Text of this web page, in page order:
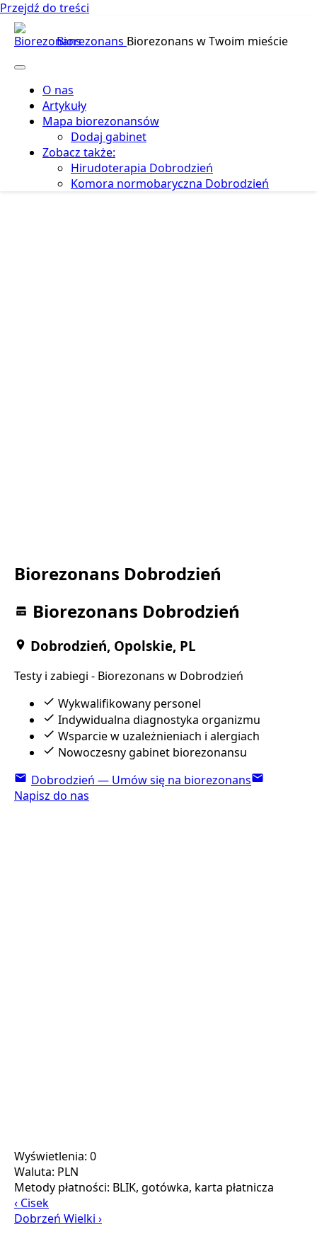
Przejdź do treści
Biorezonans Biorezonans w Twoim mieście
O nas
Artykuły
Mapa biorezonansów
Dodaj gabinet
Zobacz także:
Hirudoterapia Dobrodzień
Komora normobaryczna Dobrodzień
Biorezonans Dobrodzień
Biorezonans Dobrodzień
Dobrodzień, Opolskie, PL
Testy i zabiegi - Biorezonans w Dobrodzień
Wykwalifikowany personel
Indywidualna diagnostyka organizmu
Wsparcie w uzależnieniach i alergiach
Nowoczesny gabinet biorezonansu
Dobrodzień — Umów się na biorezonans
Napisz do nas
Wyświetlenia: 0
Waluta: PLN
Metody płatności: BLIK, gotówka, karta płatnicza
‹ Cisek
Dobrzeń Wielki ›